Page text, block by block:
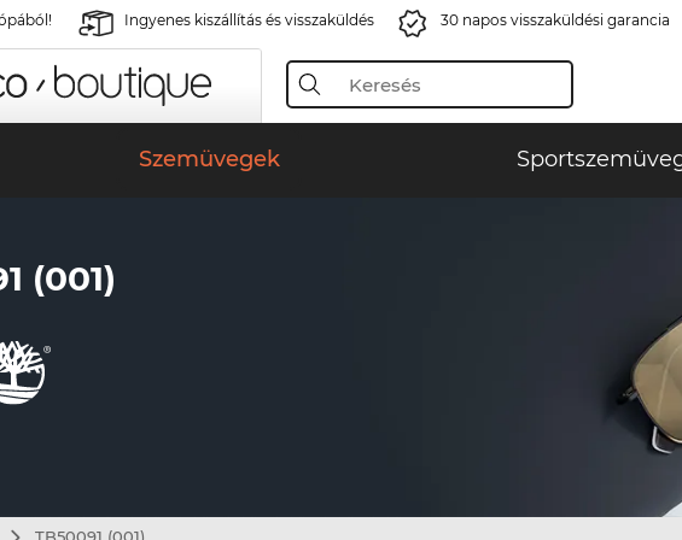
Ingyenes kiszállítás és visszaküldés 30 napos visszaküldési garancia
Szemüvegek
(001)